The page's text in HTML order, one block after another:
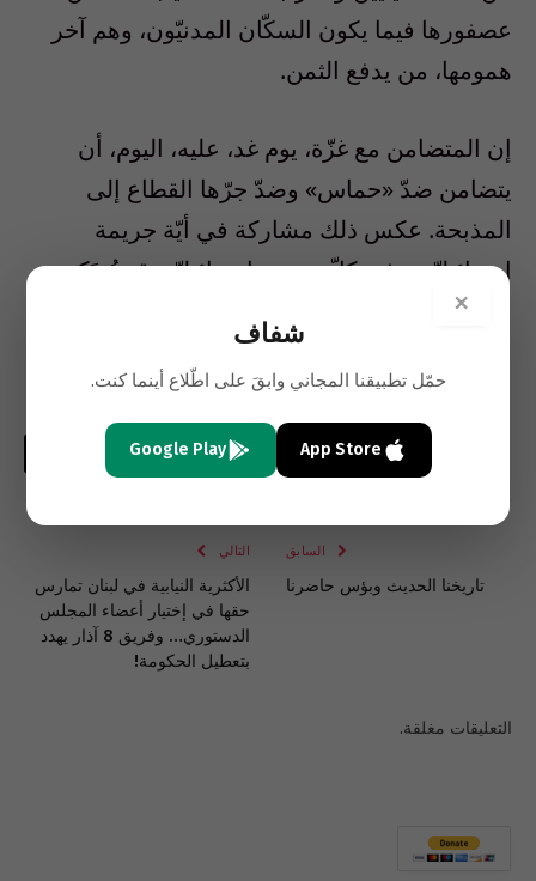
عصفورها فيما يكون السكّان المدنيّون، وهم آخر
همومها، من يدفع الثمن.
إن المتضامن مع غزّة، يوم غد، عليه، اليوم، أن
يتضامن ضدّ «حماس» وضدّ جرّها القطاع إلى
المذبحة. عكس ذلك مشاركة في أيّة جريمة
اسرائيليّة، وفي كلّ جريمة إسرائيليّة، قد تُرتَكب.
فيسبوك لينكدإن واتساب
Copy
Link
السابق
تاريخنا الحديث وبؤس حاضرنا
التالي
الأكثرية النيابية في لبنان تمارس
حقها في إختيار أعضاء المجلس
الدستوري… وفريق 8 آذار يهدد
بتعطيل الحكومة!
التعليقات مغلقة.
×
شفاف
حمّل تطبيقنا المجاني وابقَ على اطّلاع أينما كنت.
App Store
Google Play